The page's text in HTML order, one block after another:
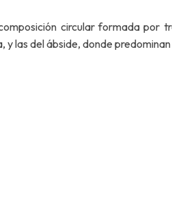
circular formada por
las del ábside, donde